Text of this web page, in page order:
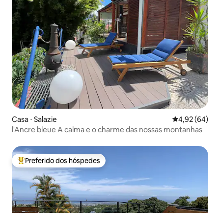
Casa ⋅ Salazie 4,92 de uma
4,92 (64)
l'Ancre bleue A calma e o charme das nossas montanhas
Entre os melhores preferidos dos hóspedes
Preferido dos hóspedes